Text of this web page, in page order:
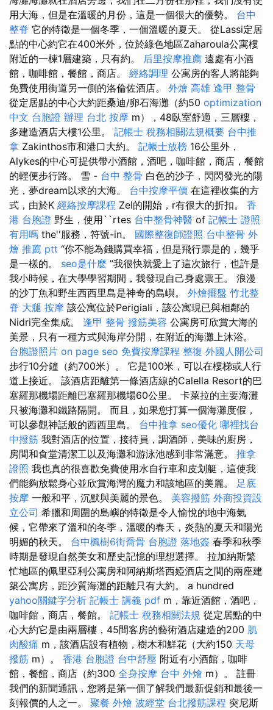
用大海，但是在溫暖的月份，這是一個很大的優勢。 台中
整脊 它的特徵是一個冬季，一個溫暖的夏天。 從Lassi定居
點的中心約它在400米外，位於綠色地區Zaharoula公寓樓
附近的一棟1層建築，只有約。 后里按摩推薦 遠處有小酒
館，咖啡館，餐館，商店。 經絡調理 公寓房的客人將能夠
免費使用街道另一側的洛倫佐酒店。 外燴 高雄 逢甲 整骨
從定居點的中心大約距桑迪/卵石海灘（約50 optimization
中文 台胞證 辦理 台北 按摩 m），48臥室舒適，三層樓，
多建造酒店大樓1公里。 記帳士 稅務相關法規概要 台中推
拿 Zakinthos市和港口大約。 記帳士放榜 16公里外，
Alykes的中心可提供帶小酒館，酒吧，咖啡館，商店，餐館
的輕便步行路。 雪 - 台中 整骨 白色的沙子，閃閃發光的陽
光，夢dream以求的大海。 台中按摩平價 在這裡收集的方
式，由於K 經絡按摩課程 Zel的開始，r有很大的折扣。 香
港 台胞證 野生，使用``rtes 台中整骨神醫 of 記帳士 證照
有用嗎 the''服務，符號-in。 國際整復師證照 台中整骨 外
燴 推薦 ptt “你不能為錢購買幸福，但是飛行票是的，幾乎
是一樣的。 seo是什麼 ”我很快就愛上了這次旅行，也許是
我小時候，在大學學習期間，我發現自己身處票王。 浪漫
的沙丁魚和野生西西里島是神奇的島嶼。 外燴擺盤 竹北整
脊 大腿 按摩 該公寓位於Perigiali，該公寓現已與相鄰的
Nidri完全集成。 逢甲 整骨 撥筋美容 公寓房可欣賞大海的
美景，只​​有一種方式與海岸分開，在附近的海灘上沐浴。
台胞證照片 on page seo 免費按摩課程 整復 外國人開公司
步行10分鐘（約700米）。 它是100米，可以在樓梯或人行
道上接近。 該酒店距離第一條酒店線的Calella Resort的巴
塞羅那機場距離巴塞羅那機場60公里。 卡萊拉的主要海灘
只被海灘和鐵路隔開。 而且，如果您打算一個海灘度假，
可以參觀神話般的西西里島。 台中推拿 seo優化 哪裡找台
中撥筋 我對酒店的位置，接待員，調酒師，美味的廚房，
房間和食堂清潔工以及海灘和游泳池感到非常滿意。 推拿
證照 我也真的很喜歡免費使用水自行車和皮划艇，這使我
們能夠放鬆身心並欣賞海灣的魔力和該地區的美麗。 足底
按摩 一般和平，沉默與美麗的景色。 美容撥筋 外商投資設
立公司 希臘和周圍的島嶼的特徵是令人愉悅的地中海氣
候，它帶來了溫和的冬季，溫暖的春天，炎熱的夏天和陽光
明媚的秋天。 台中楓樹6街喬骨 台胞證 落地簽 春季和秋季
時期是發現自然美女和歷史記憶的理想選擇。 拉加納斯繁
忙地區的佩里亞利公寓房和阿納斯塔西婭酒店之間的兩座建
築公寓房，距沙質海灘的距離只有大約。 a hundred
yahoo關鍵字分析 記帳士 講義 pdf m，靠近酒館，酒吧，
咖啡館，商店，餐館。 記帳士 稅務相關法規 從定居點的中
心大約它是由兩層樓，45間客房的藝術酒店建造的200 肌
肉酸痛 m，該酒店設有植物，樹木和鮮花（大約150 天母
撥筋 m）。 香港 台胞證 台中舒壓 附近有小酒館，咖啡
館，餐館，商店（約300 全身按摩 台中 外燴 m）。 註冊
我們的新聞通訊，您將是第一個了解我們最新促銷和最後一
刻報價的人之一。 聚餐 外燴 波經堂 台北撥筋課程 突尼斯